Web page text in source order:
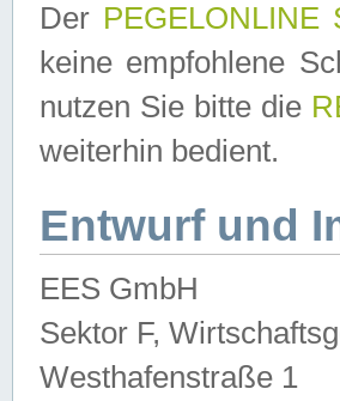
Der PEGELONLINE
keine empfohlene
nutzen Sie bitte die
weiterhin bedient.
Entwurf und
EES GmbH
Sektor F,
Westhafenstraße 1